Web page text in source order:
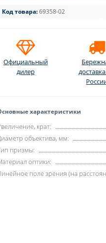
Код товара:69358-02
Официальный
дилер
характеристики
крат:
объектива, мм:
призмы:
оптики:
поле зрения (на